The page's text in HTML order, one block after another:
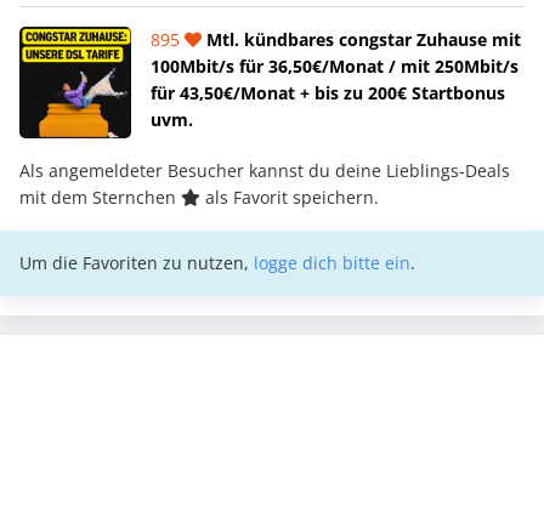
895
Mtl. kündbares congstar Zuhause mit
100Mbit/s für 36,50€/Monat / mit 250Mbit/s
für 43,50€/Monat + bis zu 200€ Startbonus
uvm.
Als angemeldeter Besucher kannst du deine Lieblings-Deals
mit dem Sternchen
als Favorit speichern.
Um die Favoriten zu nutzen, logge dich bitte ein.